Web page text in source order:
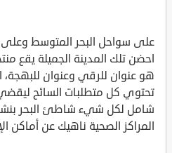
على سواحل البحر المتوسط وعلى
احضن تلك المدينة الجميلة يقع
هو عنوان للرقي وعنوان للبهجة،
تحتوي كل متطلبات السائح
شامل لكل شيء شاطئ البحر
المراكز الصحية ناهيك عن أماكن